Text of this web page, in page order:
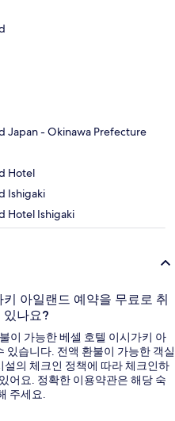
Japan - Okinawa Prefecture
Hotel
Ishigaki
Hotel Ishigaki
아일랜드 예약을 무료로 취
있나요?
이 가능한 베셀 호텔 이시가키 아
있습니다. 전액 환불이 가능한 객실
의 체크인 정책에 따라 체크인하
어요. 정확한 이용약관은 해당 숙
주세요.